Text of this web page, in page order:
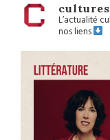
L’actualité
nos liens